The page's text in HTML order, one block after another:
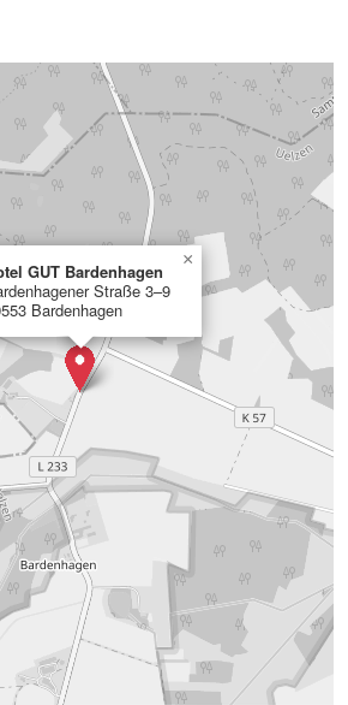
GUT Bardenhagen
Straße 3–9
Bardenhagen
×